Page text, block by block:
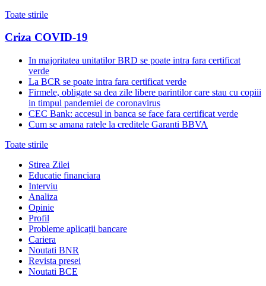
Toate stirile
Criza COVID-19
In majoritatea unitatilor BRD se poate intra fara certificat
verde
La BCR se poate intra fara certificat verde
Firmele, obligate sa dea zile libere parintilor care stau cu copiii
in timpul pandemiei de coronavirus
CEC Bank: accesul in banca se face fara certificat verde
Cum se amana ratele la creditele Garanti BBVA
Toate stirile
Stirea Zilei
Educatie financiara
Interviu
Analiza
Opinie
Profil
Probleme aplicații bancare
Cariera
Noutati BNR
Revista presei
Noutati BCE